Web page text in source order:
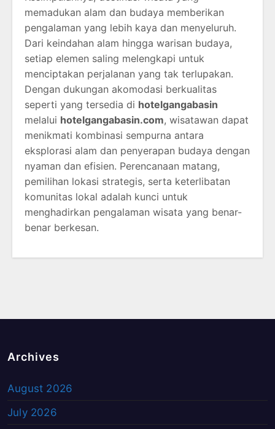
memadukan alam dan budaya memberikan
pengalaman yang lebih kaya dan menyeluruh.
Dari keindahan alam hingga warisan budaya,
setiap elemen saling melengkapi untuk
menciptakan perjalanan yang tak terlupakan.
Dengan dukungan akomodasi berkualitas
seperti yang tersedia di hotelgangabasin
melalui hotelgangabasin.com, wisatawan dapat
menikmati kombinasi sempurna antara
eksplorasi alam dan penyerapan budaya dengan
nyaman dan efisien. Perencanaan matang,
pemilihan lokasi strategis, serta keterlibatan
komunitas lokal adalah kunci untuk
menghadirkan pengalaman wisata yang benar-
benar berkesan.
Archives
August 2026
July 2026